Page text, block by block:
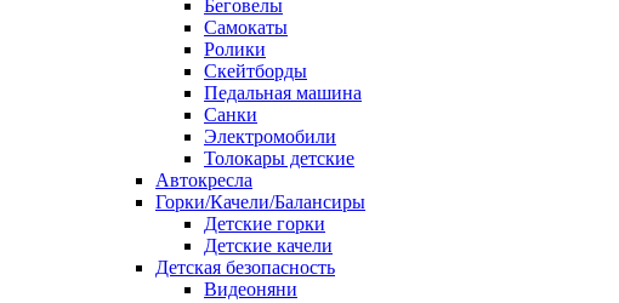
Беговелы
Самокаты
Ролики
Скейтборды
Педальная машина
Санки
Электромобили
Толокары детские
Автокресла
Горки/Качели/Балансиры
Детские горки
Детские качели
Детская безопасность
Видеоняни